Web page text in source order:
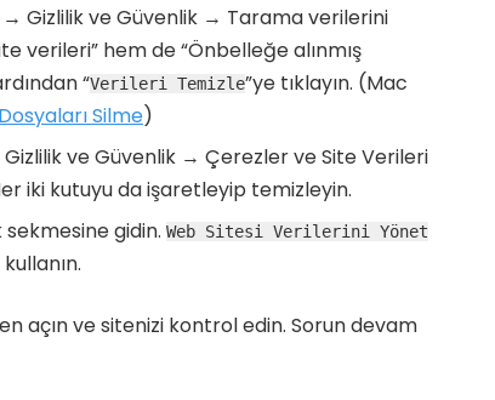
Gizlilik ve Güvenlik → Tarama verilerini
verileri” hem de “Önbelleğe alınmış
“Verileri Temizle”ye tıklayın. (Mac
Silme)
ve Güvenlik → Çerezler ve Site Verileri
iki kutuyu da işaretleyip temizleyin.
gidin. Web Sitesi Verilerini Yönet
açın ve sitenizi kontrol edin. Sorun devam